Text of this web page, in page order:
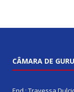
CÂMARA DE